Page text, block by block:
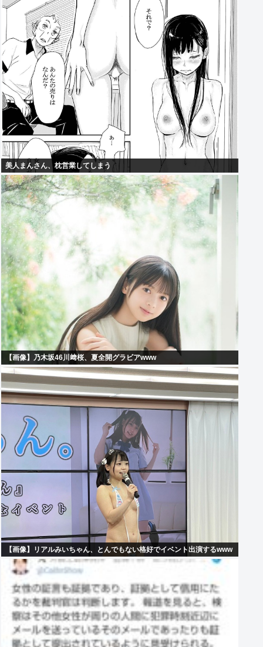
美人まんさん、枕営業してしまう
【画像】乃木坂46川﨑桜、夏全開グラビアwww
【画像】リアルみいちゃん、とんでもない格好でイベント出演するwww